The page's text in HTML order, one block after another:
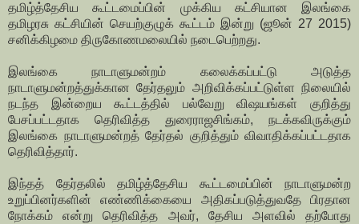
தமிழ்த்தேசிய கூட்டமைப்பின் முக்கிய கட்சியான இலங்கை
தமிழரசு கட்சியின் செயற்குழுக் கூட்டம் இன்று (ஜூன் 27 2015)
சனிக்கிழமை திருகோணமலையில் நடைபெற்றது.
இலங்கை நாடாளுமன்றம் கலைக்கப்பட்டு அடுத்த
நாடாளுமன்றத்துக்கான தேர்தலும் அறிவிக்கப்பட்டுள்ள நிலையில்
நடந்த இன்றைய கூட்டத்தில் பல்வேறு விஷயங்கள் குறித்து
பேசப்பட்டதாக தெரிவித்த துரைராஜசிங்கம், நடக்கவிருக்கும்
இலங்கை நாடாளுமன்றத் தேர்தல் குறித்தும் விவாதிக்கப்பட்டதாக
தெரிவித்தார்.
இந்தத் தேர்தலில் தமிழ்த்தேசிய கூட்டமைப்பின் நாடாளுமன்ற
உறுப்பினர்களின் எண்ணிக்கையை அதிகப்படுத்துவதே பிரதான
நோக்கம் என்று தெரிவித்த அவர், தேசிய அளவில் தற்போது